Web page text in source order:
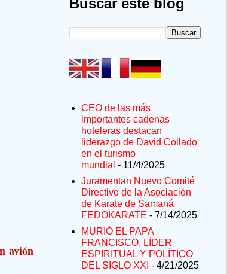
avión
Buscar este blog
CEO de las más
importantes cadenas
hoteleras destacan
liderazgo de David Collado
en el turismo
mundial - 11/4/2025
Juramentan Nuevo Comité
Directivo de la Asociación
de Karate de Samaná
FEDOKARATE - 7/14/2025
MURIÓ EL PAPA
FRANCISCO, LÍDER
ESPIRITUAL Y POLÍTICO
DEL SIGLO XXI - 4/21/2025